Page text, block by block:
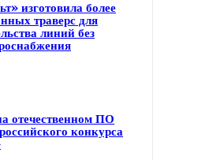
изготовила более
траверс для
линий без
отечественном ПО
конкурса